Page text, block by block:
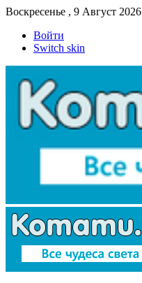
Воскресенье , 9 Август 2026
Войти
Switch skin